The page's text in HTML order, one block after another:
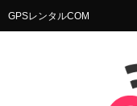
GPSレンタルCOM